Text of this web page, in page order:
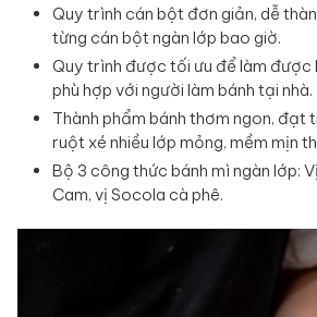
Quy trình cán bột đơn giản, dễ
từng cán bột ngàn lớp bao giờ.
Quy trình được tối ưu để làm được
phù hợp với người làm bánh tại nhà.
Thành phẩm bánh thơm ngon, đạt
ruột xé nhiều lớp mỏng, mềm mịn
Bộ 3 công thức bánh mì ngàn lớp:
Cam, vị Socola cà phê.